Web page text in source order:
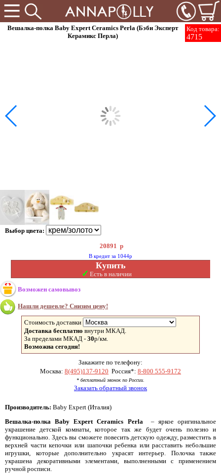
Код товара:
4715
Вешалка-полка Baby Expert Ceramics Perla (Бэби Эксперт
Керамикс Перла)
Выбор цвета:
20891 р
В кредит за 1044р
Купить
✓ Есть в наличии
Возможен самовывоз
Нашли дешевле? Снизим цену!
Стоимость доставки
Доставка бесплатно внутри МКАД.
За пределами МКАД - 30р/км.
Возможна сегодня!
Закажите по телефону:
Москва: 8(495)137-9120 Россия*: 8-800 555-9172
* бесплатный звонок по России.
Заказать обратный звонок
Производитель: Baby Expert (Италия)
Вешалка-полка Baby Expert Ceramics Perla– яркое оригинальное
украшение детской комнаты, которое так же будет очень полезно и
функционально. Здесь вы сможете повесить детскую одежду, разместить в
верхней части кепочки или шапочки ребенка или расставить небольшие
игрушки, которые дополнительно украсят интерьер. Полочка также
украшена декоративными элементами, выполненными с применением
ручной росписи.